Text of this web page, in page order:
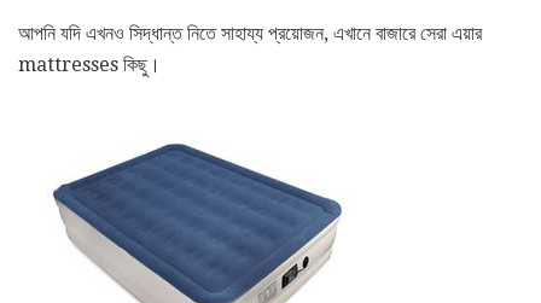
আপনি যদি এখনও সিদ্ধান্ত নিতে সাহায্য প্রয়োজন, এখানে বাজারে সেরা এয়ার
mattresses কিছু।